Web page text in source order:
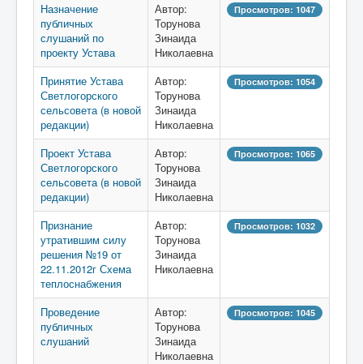
Назначение
публичных
слушаний по
проекту Устава
Автор:
Торунова
Зинаида
Николаевна
Просмотров: 1047
Принятие Устава
Светлогорского
сельсовета (в новой
редакции)
Автор:
Торунова
Зинаида
Николаевна
Просмотров: 1054
Проект Устава
Светлогорского
сельсовета (в новой
редакции)
Автор:
Торунова
Зинаида
Николаевна
Просмотров: 1065
Признание
утратившим силу
решения №19 от
22.11.2012г Схема
теплоснабжения
Автор:
Торунова
Зинаида
Николаевна
Просмотров: 1032
Проведение
публичных
слушаний
Автор:
Торунова
Зинаида
Николаевна
Просмотров: 1045